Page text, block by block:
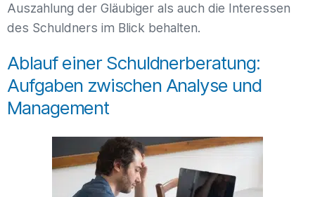
Auszahlung der Gläubiger als auch die Interessen
des Schuldners im Blick behalten.
Ablauf einer Schuldnerberatung:
Aufgaben zwischen Analyse und
Management